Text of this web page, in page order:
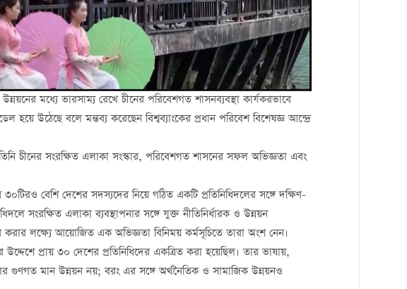
মধ্যে ভারসাম্য রেখে চীনের পরিবেশগত শাসনব্যবস্থা কার্যকরভাবে
উঠেছে বলে মন্তব্য করেছেন বিশ্বব্যাংকের প্রধান পরিবেশ বিশেষজ্ঞ আন্দ্রে
চীনের সংরক্ষিত এলাকা সংস্কার, পরিবেশগত শাসনের সফল অভিজ্ঞতা এবং
৩০টিরও বেশি দেশের সদস্যদের নিয়ে গঠিত একটি প্রতিনিধিদলের সঙ্গে দক্ষিণ-
সংরক্ষিত এলাকা ব্যবস্থাপনার সঙ্গে যুক্ত নীতিনির্ধারক ও উন্নয়ন
লক্ষ্যে আয়োজিত এক অভিজ্ঞতা বিনিময় কর্মসূচিতে তারা অংশ নেন।
প্রায় ৩০ দেশের প্রতিনিধিদের একত্রিত করা হয়েছিল। তার ভাষায়,
গুণগত মান উন্নয়ন নয়; বরং এর সঙ্গে অর্থনৈতিক ও সামাজিক উন্নয়নও